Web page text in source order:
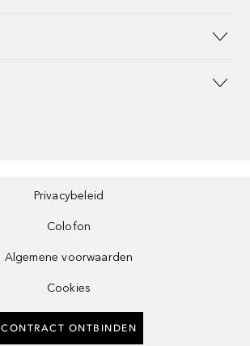
Privacybeleid
Colofon
Algemene voorwaarden
Cookies
CONTRACT ONTBINDEN